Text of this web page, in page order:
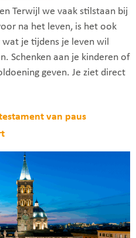
Terwijl we vaak stilstaan bij
na het leven, is het ook
je tijdens je leven wil
Schenken aan je kinderen of
geven. Je ziet direct
van paus